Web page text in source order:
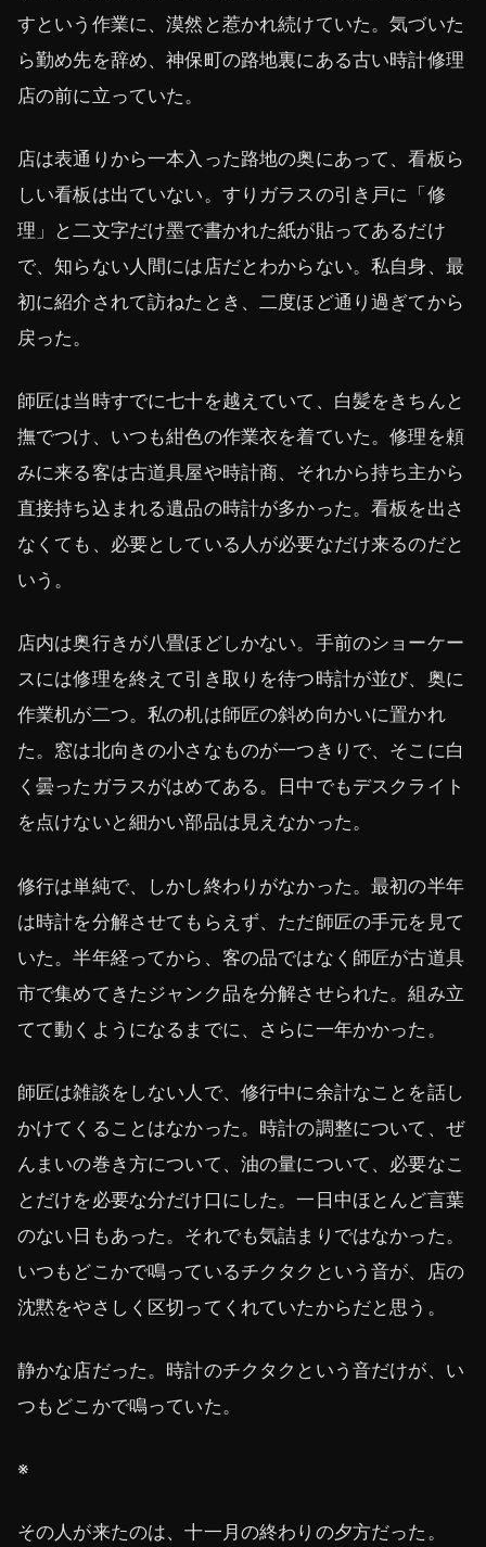
すという作業に、漠然と惹かれ続けていた。気づいた
ら勤め先を辞め、神保町の路地裏にある古い時計修理
店の前に立っていた。
店は表通りから一本入った路地の奥にあって、看板ら
しい看板は出ていない。すりガラスの引き戸に「修
理」と二文字だけ墨で書かれた紙が貼ってあるだけ
で、知らない人間には店だとわからない。私自身、最
初に紹介されて訪ねたとき、二度ほど通り過ぎてから
戻った。
師匠は当時すでに七十を越えていて、白髪をきちんと
撫でつけ、いつも紺色の作業衣を着ていた。修理を頼
みに来る客は古道具屋や時計商、それから持ち主から
直接持ち込まれる遺品の時計が多かった。看板を出さ
なくても、必要としている人が必要なだけ来るのだと
いう。
店内は奥行きが八畳ほどしかない。手前のショーケー
スには修理を終えて引き取りを待つ時計が並び、奥に
作業机が二つ。私の机は師匠の斜め向かいに置かれ
た。窓は北向きの小さなものが一つきりで、そこに白
く曇ったガラスがはめてある。日中でもデスクライト
を点けないと細かい部品は見えなかった。
修行は単純で、しかし終わりがなかった。最初の半年
は時計を分解させてもらえず、ただ師匠の手元を見て
いた。半年経ってから、客の品ではなく師匠が古道具
市で集めてきたジャンク品を分解させられた。組み立
てて動くようになるまでに、さらに一年かかった。
師匠は雑談をしない人で、修行中に余計なことを話し
かけてくることはなかった。時計の調整について、ぜ
んまいの巻き方について、油の量について、必要なこ
とだけを必要な分だけ口にした。一日中ほとんど言葉
のない日もあった。それでも気詰まりではなかった。
いつもどこかで鳴っているチクタクという音が、店の
沈黙をやさしく区切ってくれていたからだと思う。
静かな店だった。時計のチクタクという音だけが、い
つもどこかで鳴っていた。
※
その人が来たのは、十一月の終わりの夕方だった。